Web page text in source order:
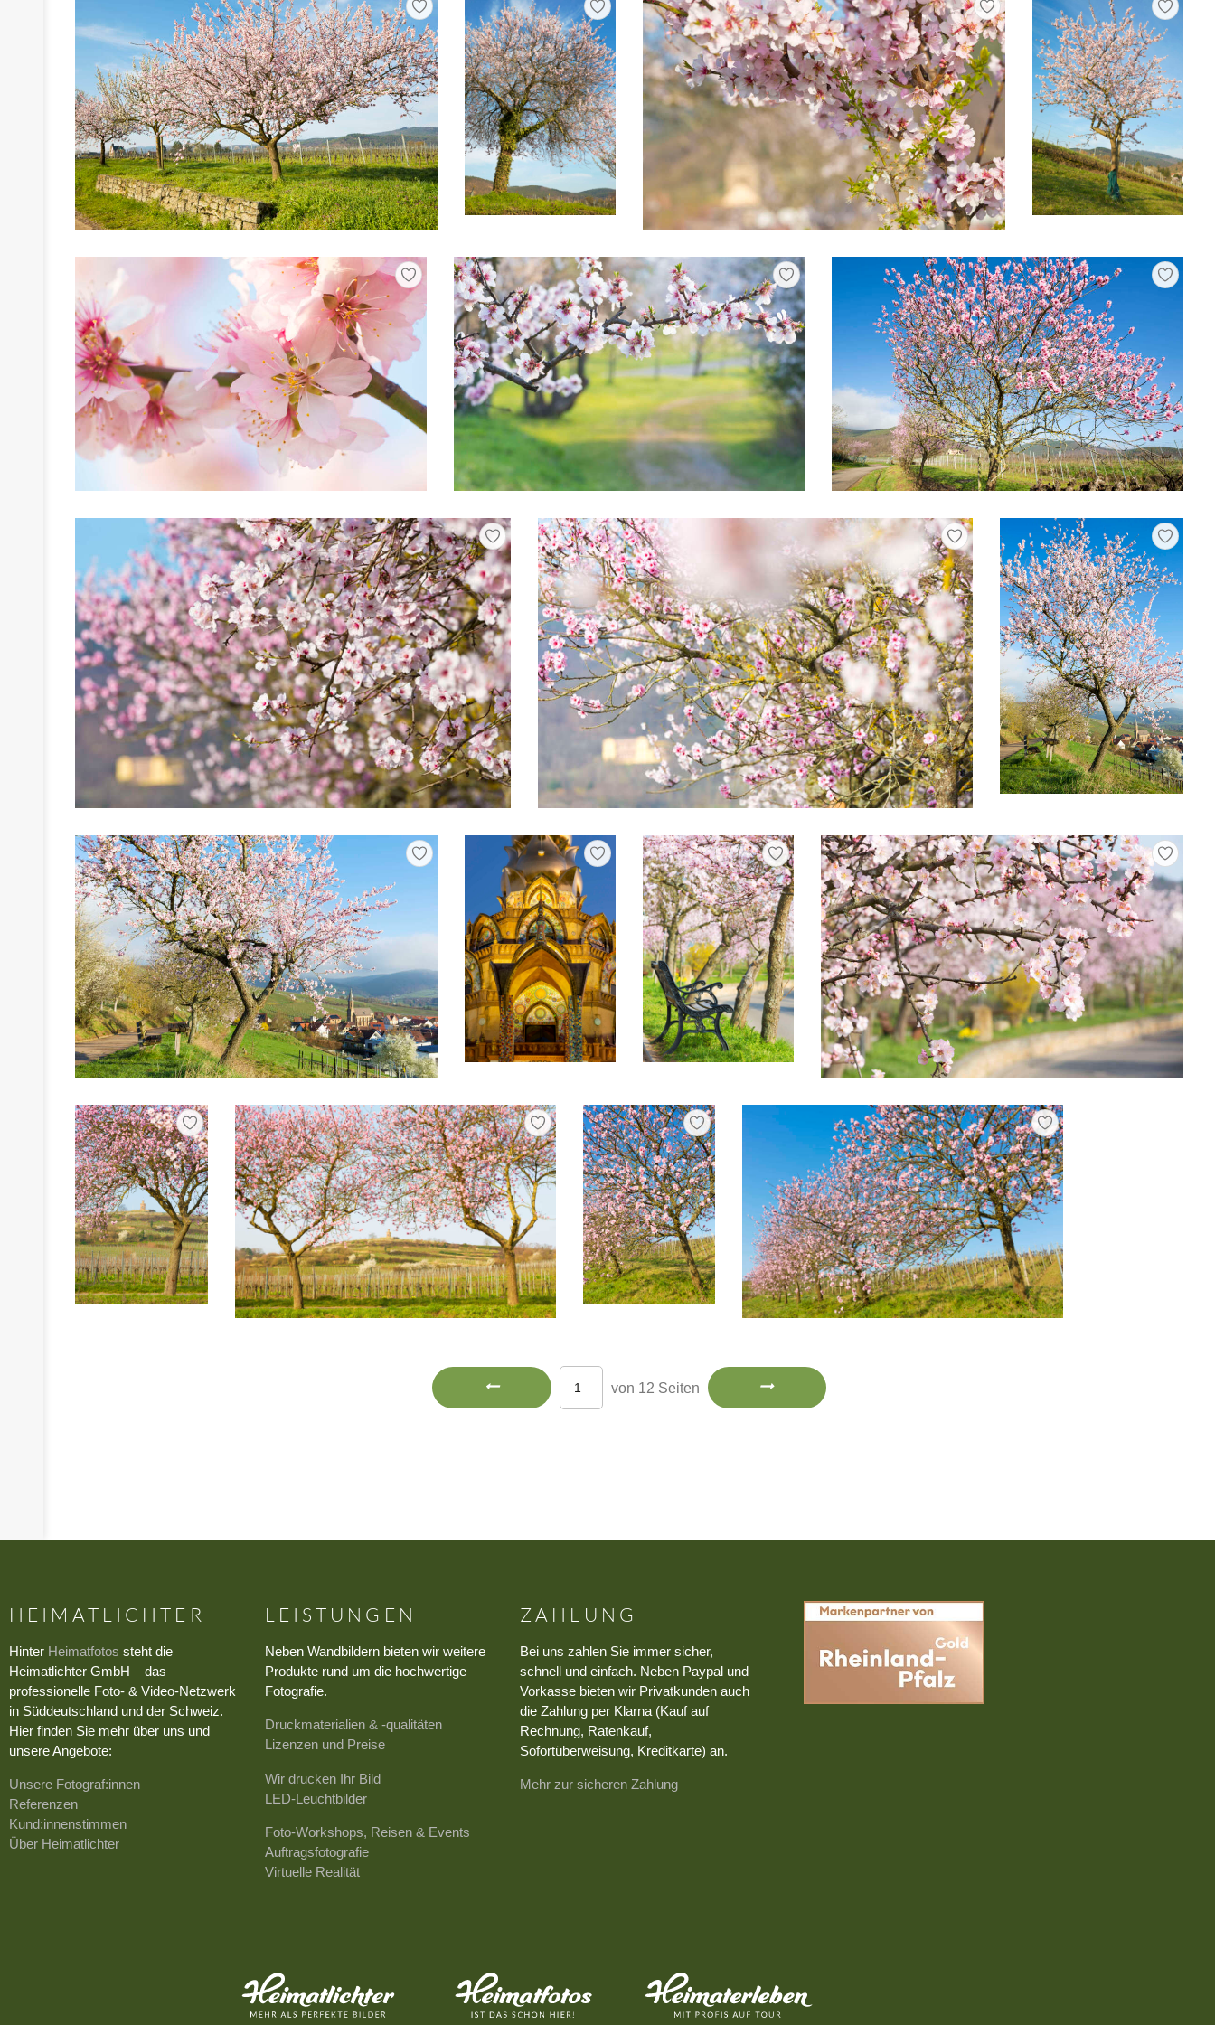
von 12 Seiten
HEIMATLICHTER
Hinter Heimatfotos steht die
Heimatlichter GmbH – das
professionelle Foto- & Video-Netzwerk
in Süddeutschland und der Schweiz.
Hier finden Sie mehr über uns und
unsere Angebote:
Unsere Fotograf:innen
Referenzen
Kund:innenstimmen
Über Heimatlichter
LEISTUNGEN
Neben Wandbildern bieten wir weitere
Produkte rund um die hochwertige
Fotografie.
Druckmaterialien & -qualitäten
Lizenzen und Preise
Wir drucken Ihr Bild
LED-Leuchtbilder
Foto-Workshops, Reisen & Events
Auftragsfotografie
Virtuelle Realität
ZAHLUNG
Bei uns zahlen Sie immer sicher,
schnell und einfach. Neben Paypal und
Vorkasse bieten wir Privatkunden auch
die Zahlung per Klarna (Kauf auf
Rechnung, Ratenkauf,
Sofortüberweisung, Kreditkarte) an.
Mehr zur sicheren Zahlung